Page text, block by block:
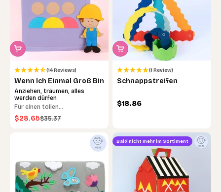
(14 Reviews)
Wenn Ich Einmal Groß Bin
Anziehen, träumen, alles
werden dürfen
Für einen tollen
gendergerechten Einblick in
Angebot
$28.65Regulärer Preis
$35.37
(1 Review)
Schnappstreifen
Angebot
$18.86
Bald nicht mehr im Sortiment